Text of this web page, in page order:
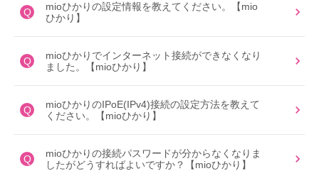
Q
mioひかりの設定情報を教えてください。【mio
ひかり】
Q
mioひかりでインターネット接続ができなくなり
ました。【mioひかり】
Q
mioひかりのIPoE(IPv4)接続の設定方法を教えて
ください。【mioひかり】
Q
mioひかりの接続パスワードが分からなくなりま
したがどうすればよいですか？【mioひかり】